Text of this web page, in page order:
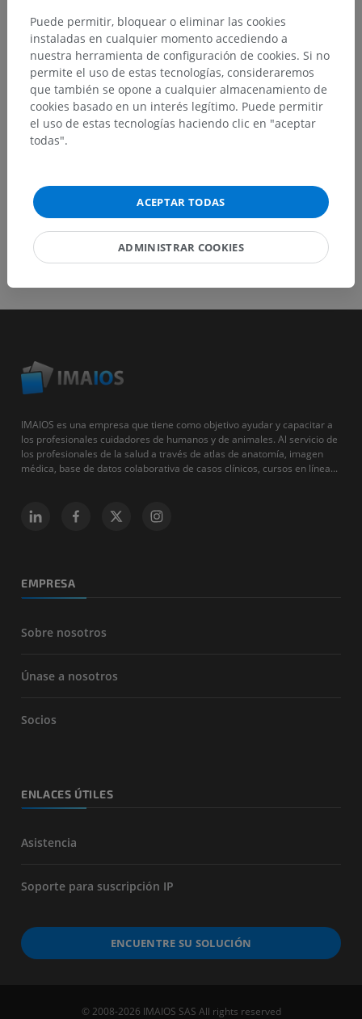
mejora de contenido.
Reportar un error
DESCARGAR LA APLICACIÓN
IMAIOS es una empresa que tiene como objetivo ayudar y capacitar a
los profesionales cuidadores de humanos y de animales. Al servicio de
los profesionales de la salud a través de atlas de anatomía, imagen
médica, base de datos colaborativa de casos clínicos, cursos en línea...
EMPRESA
Sobre nosotros
Únase a nosotros
Socios
ENLACES ÚTILES
Asistencia
Soporte para suscripción IP
ENCUENTRE SU SOLUCIÓN
© 2008-2026 IMAIOS SAS All rights reserved
Puede permitir, bloquear o eliminar las cookies
instaladas en cualquier momento accediendo a
nuestra herramienta de configuración de cookies. Si no
permite el uso de estas tecnologías, consideraremos
que también se opone a cualquier almacenamiento de
cookies basado en un interés legítimo. Puede permitir
el uso de estas tecnologías haciendo clic en "aceptar
todas".
ACEPTAR TODAS
ADMINISTRAR COOKIES